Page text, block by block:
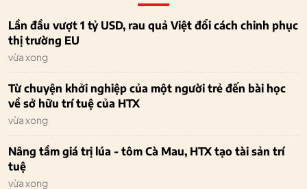
Lần đầu vượt 1 tỷ USD, rau quả Việt đổi cách chinh phục
thị trường EU
vừa xong
Từ chuyện khởi nghiệp của một người trẻ đến bài học
về sở hữu trí tuệ của HTX
vừa xong
Nâng tầm giá trị lúa - tôm Cà Mau, HTX tạo tài sản trí
tuệ
vừa xong